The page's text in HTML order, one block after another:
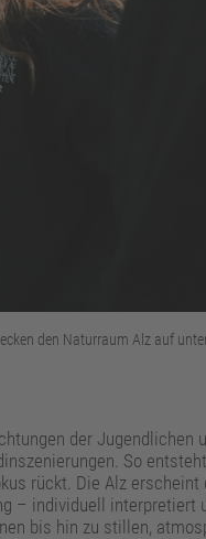
den Naturraum Alz auf
der Jugendlichen
So
rückt. Die Alz
– individuell interpretiert
bis hin zu stillen,